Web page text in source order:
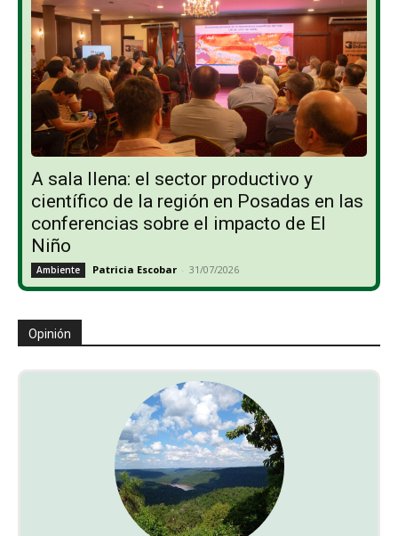
A sala llena: el sector productivo y
científico de la región en Posadas en las
conferencias sobre el impacto de El
Niño
Ambiente Patricia Escobar - 31/07/2026
Opinión